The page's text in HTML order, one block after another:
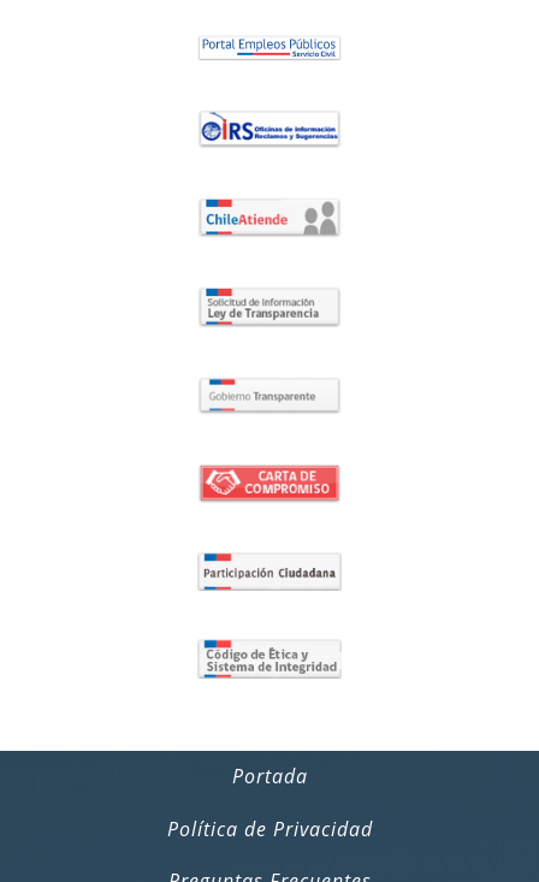
Portada
Política de Privacidad